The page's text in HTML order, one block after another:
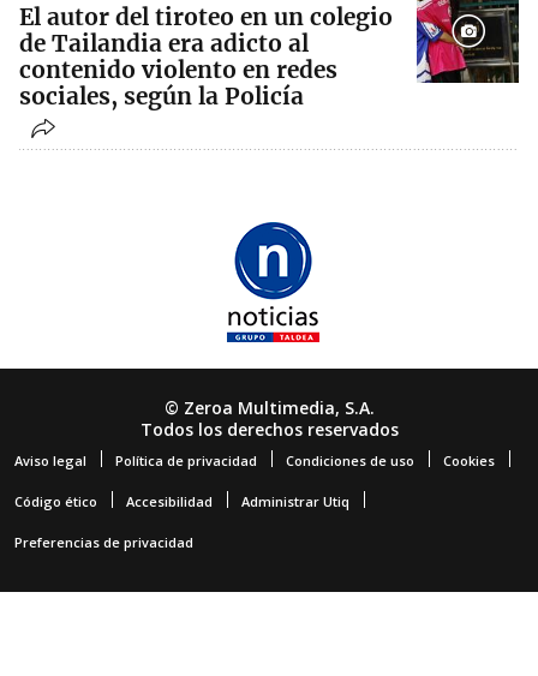
El autor del tiroteo en un colegio
de Tailandia era adicto al
contenido violento en redes
sociales, según la Policía
© Zeroa Multimedia, S.A.
Todos los derechos reservados
Aviso legal Política de privacidad Condiciones de uso Cookies
Código ético Accesibilidad Administrar Utiq
Preferencias de privacidad